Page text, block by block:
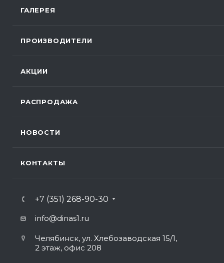
ГАЛЕРЕЯ
ПРОИЗВОДИТЕЛИ
АКЦИИ
РАСПРОДАЖА
НОВОСТИ
КОНТАКТЫ
+7 (351) 268-90-30
info@dinas1.ru
Челябинск, ул. Хлебозаводская 15/1,
2 этаж, офис 208